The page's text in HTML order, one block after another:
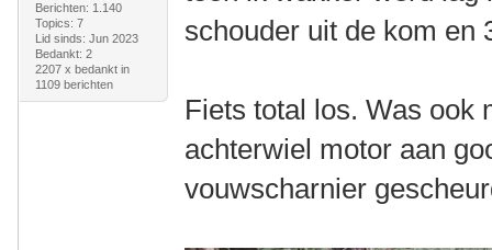
Berichten: 1.140
Topics: 7
Lid sinds: Jun 2023
Bedankt: 2
2207 x bedankt in
1109 berichten
schouder uit de kom
Fiets total los. Was ook
achterwiel motor aan
vouwscharnier